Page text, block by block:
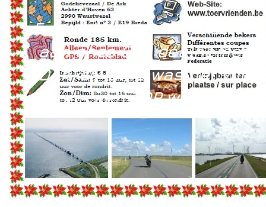
Een welgemeende "Dank U"
aan onze 932 deelnemers
Dankzij jullie was het voor
ons een TOP weekend